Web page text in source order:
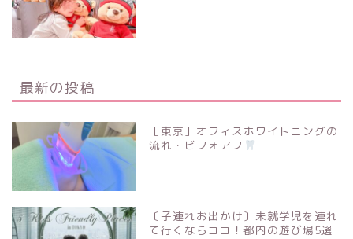
最新の投稿
［東京］オフィスホワイトニングの
流れ・ビフォアフ
〔子連れお出かけ〕未就学児を連れ
て行くならココ！都内の遊び場5選